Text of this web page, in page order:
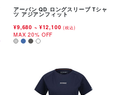
アーバン QD ロングスリーブ Tシャ
ツ アジアンフィット
¥9,680 ~ ¥12,100(税込)
MAX 20% OFF